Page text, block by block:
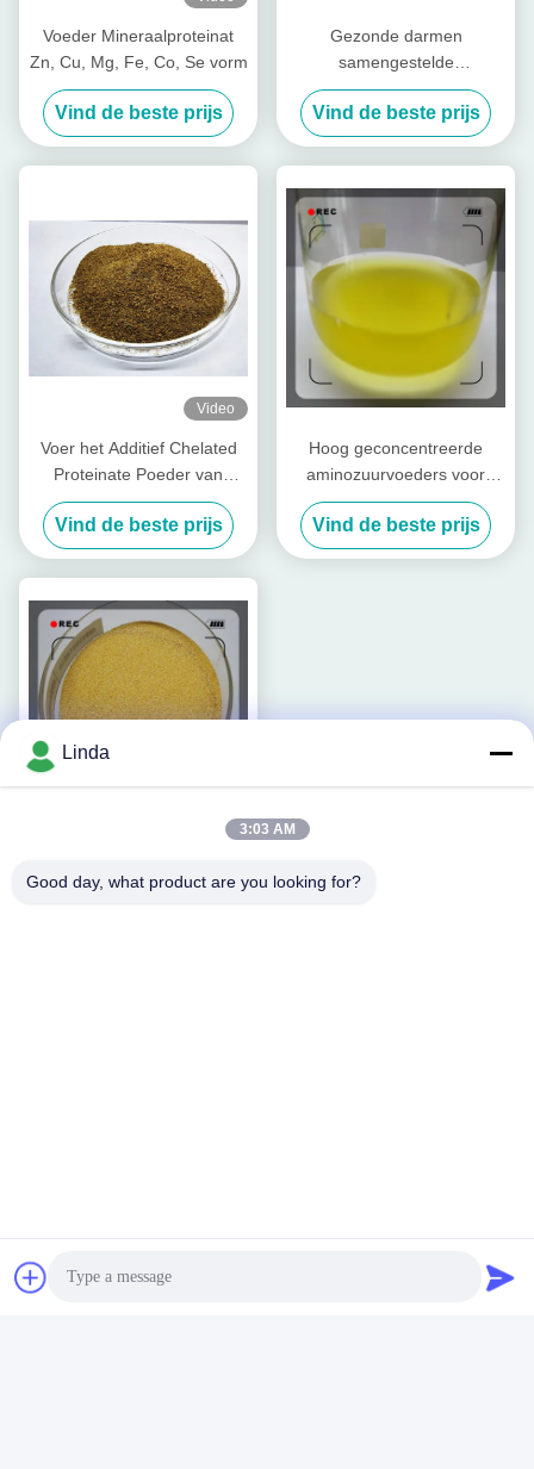
Voeder Mineraalproteinat
Zn, Cu, Mg, Fe, Co, Se vorm
Vind de beste prijs
Gezonde darmen
samengestelde
voedingspeptiden voor vee
Varkenskoeien
Vind de beste prijs
Video
Voer het Additief Chelated
Proteinate Poeder van
Zinkzn met Ruwe Proteïne
voor Voermolen
Vind de beste prijs
Hoog geconcentreerde
aminozuurvoeders voor
pluimvee en vee
Vind de beste prijs
samenstellingsprobiotics
Linda
3:03 AM
Good day, what product are you looking for?